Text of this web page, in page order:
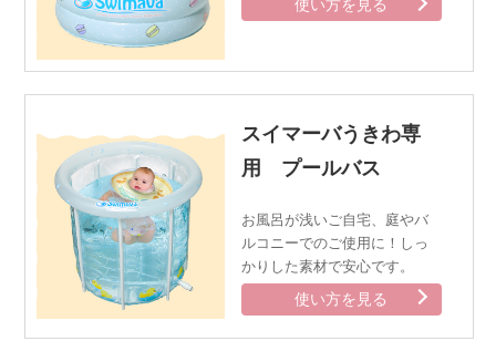
使い方を見る
スイマーバうきわ専
用 プールバス
お風呂が浅いご自宅、庭やバ
ルコニーでのご使用に！ しっ
かりした素材で安心です。
使い方を見る